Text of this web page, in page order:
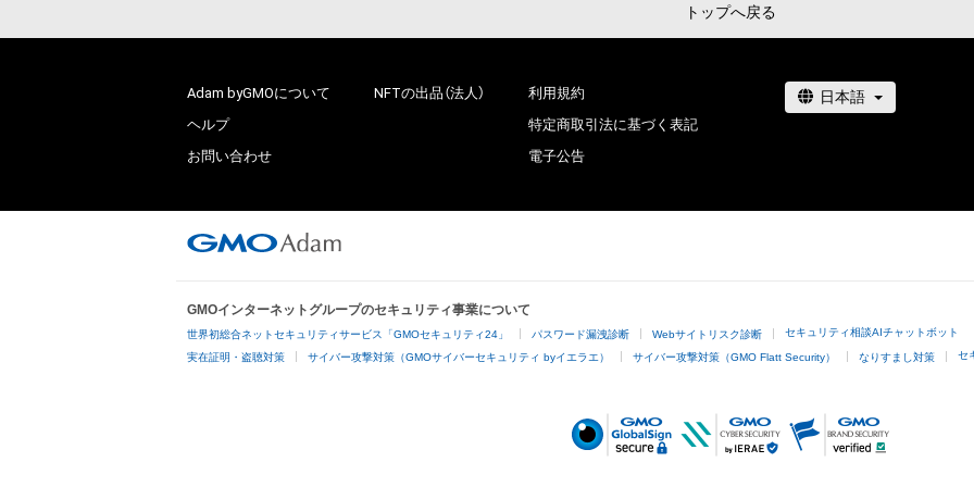
トップへ戻る
Adam byGMOについて
ヘルプ
お問い合わせ
NFTの出品（法人）
利用規約
特定商取引法に基づく表記
電子公告
GMOインターネットグループのセキュリティ事業について
世界初総合ネットセキュリティサービス「GMOセキュリティ24」 パスワード漏洩診断 Webサイトリスク診断 セキュリティ相談AIチャットボット
実在証明・盗聴対策 サイバー攻撃対策（GMOサイバーセキュリティ byイエラエ） サイバー攻撃対策（GMO Flatt Security） なりすまし対策 セ